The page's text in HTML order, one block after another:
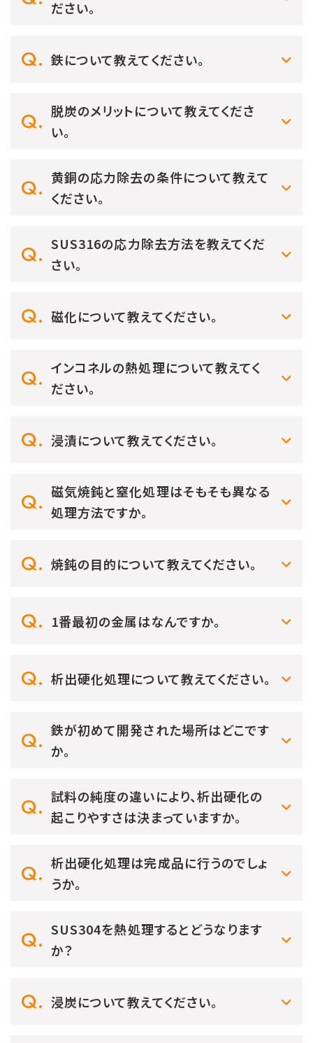
ださい。
鉄について教えてください。
脱炭のメリットについて教えてくださ
い。
黄銅の応力除去の条件について教えて
ください。
SUS316の応力除去方法を教えてくだ
さい。
磁化について教えてください。
インコネルの熱処理について教えてく
ださい。
浸漬について教えてください。
磁気焼鈍と窒化処理はそもそも異なる
処理方法ですか。
焼鈍の目的について教えてください。
1番最初の金属はなんですか。
析出硬化処理について教えてください。
鉄が初めて開発された場所はどこです
か。
試料の純度の違いにより、析出硬化の
起こりやすさは決まっていますか。
析出硬化処理は完成品に行うのでしょ
うか。
SUS304を熱処理するとどうなります
か？
浸炭について教えてください。